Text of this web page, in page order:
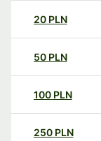
20 PLN
50 PLN
100 PLN
250 PLN